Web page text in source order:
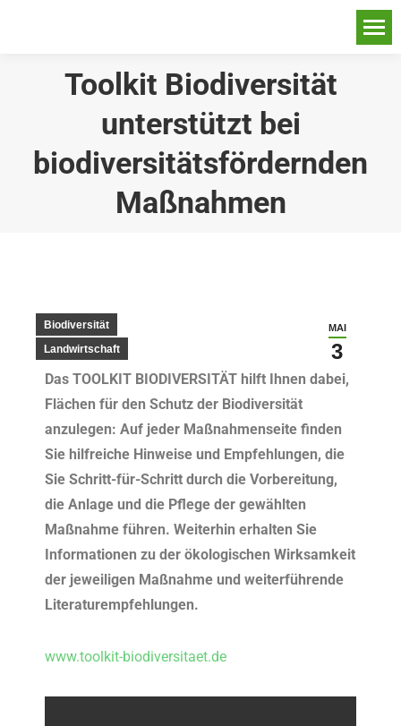
Toolkit Biodiversität
unterstützt bei
biodiversitätsfördernden
Maßnahmen
MAI
3
Biodiversität
Landwirtschaft
Das TOOLKIT BIODIVERSITÄT hilft Ihnen dabei,
Flächen für den Schutz der Biodiversität
anzulegen: Auf jeder Maßnahmenseite finden
Sie hilfreiche Hinweise und Empfehlungen, die
Sie Schritt-für-Schritt durch die Vorbereitung,
die Anlage und die Pflege der gewählten
Maßnahme führen. Weiterhin erhalten Sie
Informationen zu der ökologischen Wirksamkeit
der jeweiligen Maßnahme und weiterführende
Literaturempfehlungen.
www.toolkit-biodiversitaet.de